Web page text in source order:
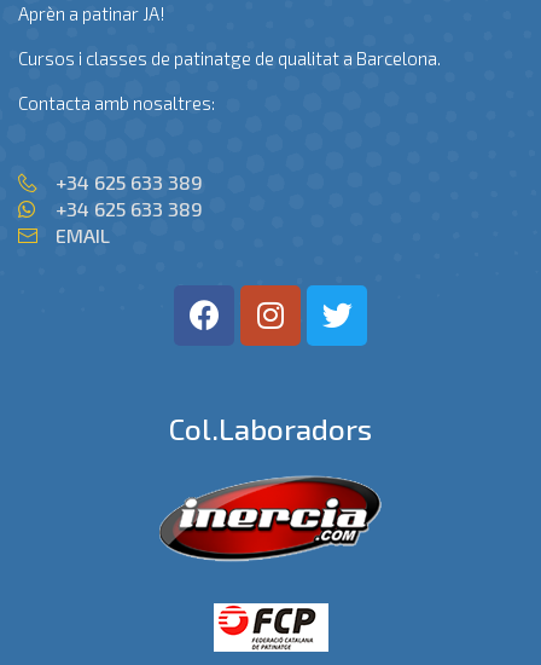
Aprèn a patinar JA!
Cursos i classes de patinatge de qualitat a Barcelona.
Contacta amb nosaltres:
+34 625 633 389
+34 625 633 389
EMAIL
Col.laboradors